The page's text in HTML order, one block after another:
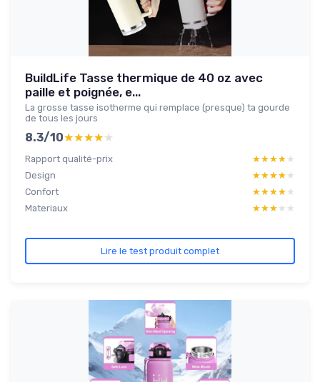
BuildLife Tasse thermique de 40 oz avec
paille et poignée, e...
La grosse tasse isotherme qui remplace (presque) ta gourde
de tous les jours
8.3/10★★★★★
★★★★★
Rapport qualité-prix ★★★★★
★★★★★
Design
★★★★★
★★★★★
Confort
★★★★★
★★★★★
Materiaux
★★★★★
★★★★★
Lire le test produit complet